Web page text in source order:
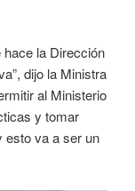
hace la Dirección
dijo la Ministra
al Ministerio
y tomar
esto va a ser un